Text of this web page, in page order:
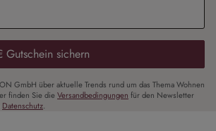
Gutschein sichern
GmbH über aktuelle Trends rund um das Thema Wohnen
finden Sie die Versandbedingungen für den Newsletter
Datenschutz.